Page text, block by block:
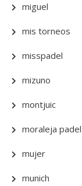
miguel
mis torneos
misspadel
mizuno
montjuic
moraleja padel
mujer
munich